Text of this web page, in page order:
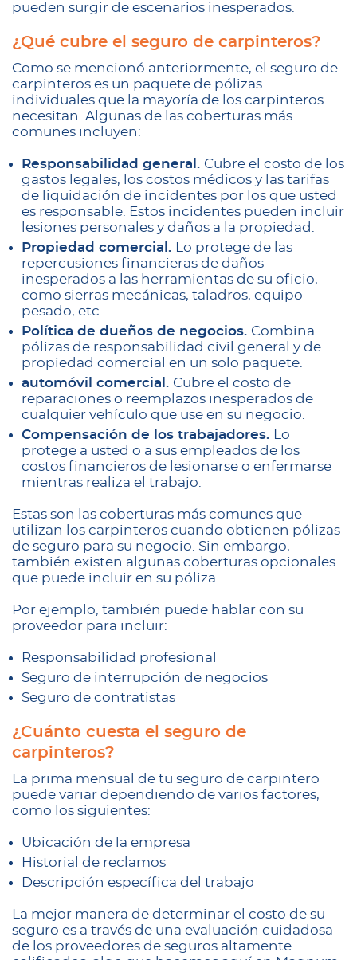
pueden surgir de escenarios inesperados.
¿Qué cubre el seguro de carpinteros?
Como se mencionó anteriormente, el seguro de
carpinteros es un paquete de pólizas
individuales que la mayoría de los carpinteros
necesitan. Algunas de las coberturas más
comunes incluyen:
Responsabilidad general. Cubre el costo de los
gastos legales, los costos médicos y las tarifas
de liquidación de incidentes por los que usted
es responsable. Estos incidentes pueden incluir
lesiones personales y daños a la propiedad.
Propiedad comercial. Lo protege de las
repercusiones financieras de daños
inesperados a las herramientas de su oficio,
como sierras mecánicas, taladros, equipo
pesado, etc.
Política de dueños de negocios. Combina
pólizas de responsabilidad civil general y de
propiedad comercial en un solo paquete.
automóvil comercial. Cubre el costo de
reparaciones o reemplazos inesperados de
cualquier vehículo que use en su negocio.
Compensación de los trabajadores. Lo
protege a usted o a sus empleados de los
costos financieros de lesionarse o enfermarse
mientras realiza el trabajo.
Estas son las coberturas más comunes que
utilizan los carpinteros cuando obtienen pólizas
de seguro para su negocio. Sin embargo,
también existen algunas coberturas opcionales
que puede incluir en su póliza.
Por ejemplo, también puede hablar con su
proveedor para incluir:
Responsabilidad profesional
Seguro de interrupción de negocios
Seguro de contratistas
¿Cuánto cuesta el seguro de
carpinteros?
La prima mensual de tu seguro de carpintero
puede variar dependiendo de varios factores,
como los siguientes:
Ubicación de la empresa
Historial de reclamos
Descripción específica del trabajo
La mejor manera de determinar el costo de su
seguro es a través de una evaluación cuidadosa
de los proveedores de seguros altamente